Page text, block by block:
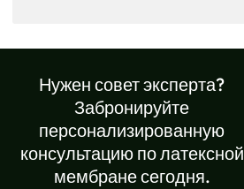
Нужен совет эксперта?
Забронируйте
персонализированную
консультацию по латексной
мембране сегодня.